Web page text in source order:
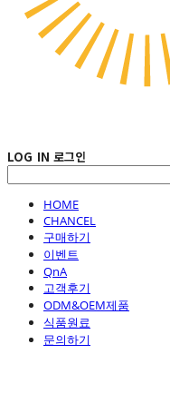
LOG IN 로그인
HOME
CHANCEL
구매하기
이벤트
QnA
고객후기
ODM&OEM제품
식품원료
문의하기